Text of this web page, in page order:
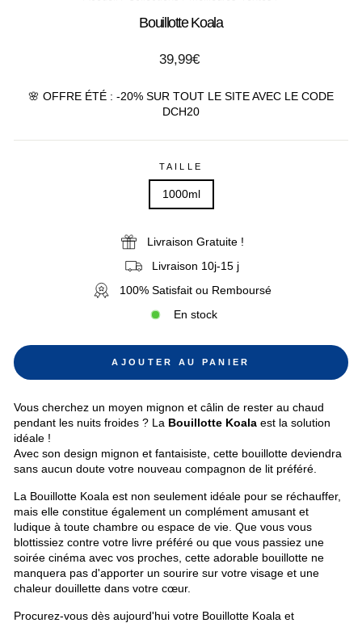
Bouillotte Koala
Prix
39,99€
🌸 OFFRE ÉTÉ : -20% SUR TOUT LE SITE AVEC LE CODE
DCH20
TAILLE
1000ml
Livraison Gratuite !
Livraison 10j-15 j
100% Satisfait ou Remboursé
En stock
AJOUTER AU PANIER
Vous cherchez un moyen mignon et câlin de rester au chaud
pendant les nuits froides ? La Bouillotte Koala est la solution
idéale !
Avec son design mignon et fantaisiste, cette bouillotte deviendra
sans aucun doute votre nouveau compagnon de lit préféré.
La Bouillotte Koala est non seulement idéale pour se réchauffer,
mais elle constitue également un complément amusant et
ludique à toute chambre ou espace de vie. Que vous vous
blottissiez contre votre livre préféré ou que vous passiez une
soirée cinéma avec vos proches, cette adorable bouillotte ne
manquera pas d'apporter un sourire sur votre visage et une
chaleur douillette dans votre cœur.
Procurez-vous dès aujourd'hui votre Bouillotte Koala et